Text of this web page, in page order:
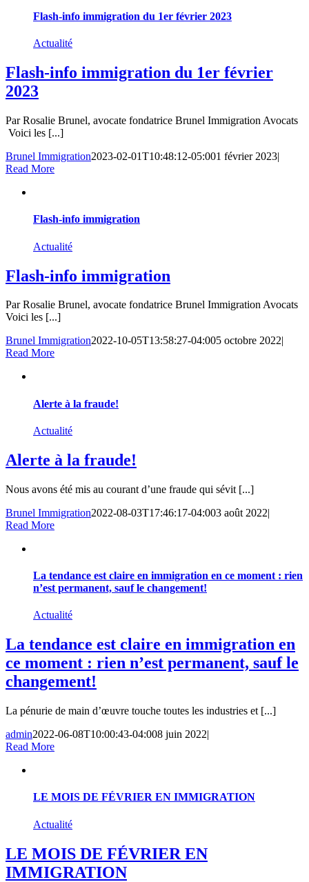
Flash-info immigration du 1er février 2023
Actualité
Flash-info immigration du 1er février
2023
Par Rosalie Brunel, avocate fondatrice Brunel Immigration Avocats
Voici les [...]
Brunel Immigration2023-02-01T10:48:12-05:001 février 2023|
Read More
Flash-info immigration
Actualité
Flash-info immigration
Par Rosalie Brunel, avocate fondatrice Brunel Immigration Avocats
Voici les [...]
Brunel Immigration2022-10-05T13:58:27-04:005 octobre 2022|
Read More
Alerte à la fraude!
Actualité
Alerte à la fraude!
Nous avons été mis au courant d’une fraude qui sévit [...]
Brunel Immigration2022-08-03T17:46:17-04:003 août 2022|
Read More
La tendance est claire en immigration en ce moment : rien
n’est permanent, sauf le changement!
Actualité
La tendance est claire en immigration en
ce moment : rien n’est permanent, sauf le
changement!
La pénurie de main d’œuvre touche toutes les industries et [...]
admin2022-06-08T10:00:43-04:008 juin 2022|
Read More
LE MOIS DE FÉVRIER EN IMMIGRATION
Actualité
LE MOIS DE FÉVRIER EN
IMMIGRATION